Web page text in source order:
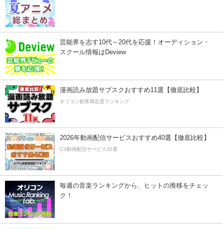
芸能界を志す10代～20代を応援！オーディション・
スクール情報はDeview
漫画読み放題サブスクおすすめ11選【徹底比較】
オリコン顧客満足度ランキング
2026年動画配信サービスおすすめ40選【徹底比較】
CS動画配信サービス20選
毎週の音楽ランキングから、ヒットの推移をチェッ
ク！